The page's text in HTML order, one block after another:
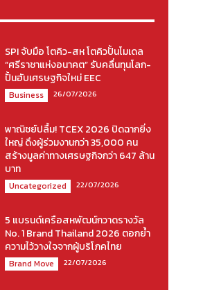
SPI จับมือ โตคิว-สห โตคิวปั้นโมเดล
“ศรีราชาแห่งอนาคต” รับคลื่นทุนโลก-
ปั้นฮับเศรษฐกิจใหม่ EEC
Business 26/07/2026
พาณิชย์ปลื้ม! TCEX 2026 ปิดฉากยิ่ง
ใหญ่ ดึงผู้ร่วมงานกว่า 35,000 คน
สร้างมูลค่าทางเศรษฐกิจกว่า 647 ล้าน
บาท
Uncategorized 22/07/2026
5 แบรนด์เครือสหพัฒน์กวาดรางวัล
No. 1 Brand Thailand 2026 ตอกย้ำ
ความไว้วางใจจากผู้บริโภคไทย
Brand Move 22/07/2026